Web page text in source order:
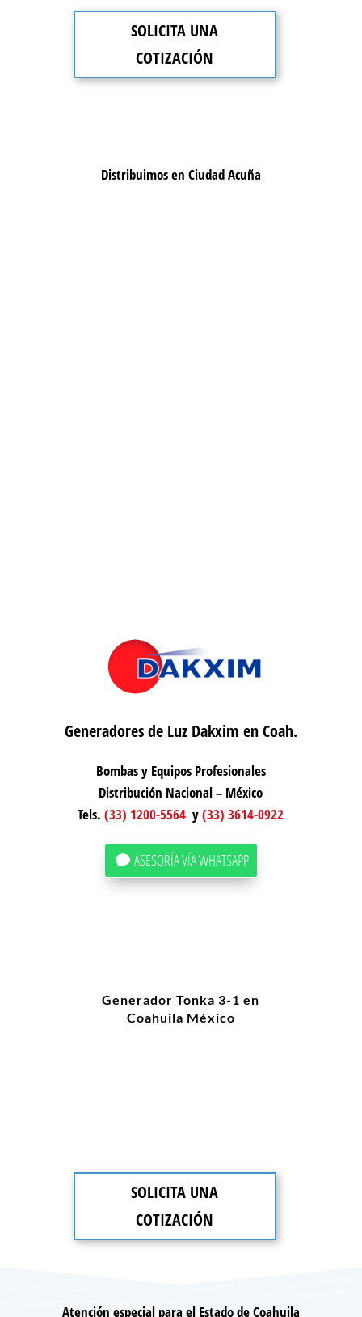
SOLICITA UNA
COTIZACIÓN
Distribuimos en Ciudad Acuña
Generadores de Luz Dakxim en Coah.
Bombas y Equipos Profesionales
Distribución Nacional – México
Tels.(33) 1200-5564 y(33) 3614-0922
ASESORÍA VÍA WHATSAPP
Generador Tonka 3-1 en
Coahuila México
SOLICITA UNA
COTIZACIÓN
Atención especial para el Estado de Coahuila